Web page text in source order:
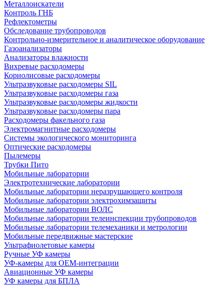
Металлоискатели
Контроль ГНБ
Рефлектометры
Обследование трубопроводов
Контрольно-измерительное и аналитическое оборудование
Газоанализаторы
Анализаторы влажности
Вихревые расходомеры
Кориолисовые расходомеры
Ультразвуковые расходомеры SIL
Ультразвуковые расходомеры газа
Ультразвуковые расходомеры жидкости
Ультразвуковые расходомеры пара
Расходомеры факельного газа
Электромагнитные расходомеры
Системы экологического мониторинга
Оптические расходомеры
Пылемеры
Трубки Пито
Мобильные лаборатории
Электротехнические лаборатории
Мобильные лаборатории неразрушающего контроля
Мобильные лаборатории электрохимзащиты
Мобильные лаборатории ВОЛС
Мобильные лаборатории телеинспекции трубопроводов
Мобильные лаборатории телемеханики и метрологии
Мобильные передвижные мастерские
Ультрафиолетовые камеры
Ручные УФ камеры
УФ-камеры для OEM-интеграции
Авиационные УФ камеры
УФ камеры для БПЛА